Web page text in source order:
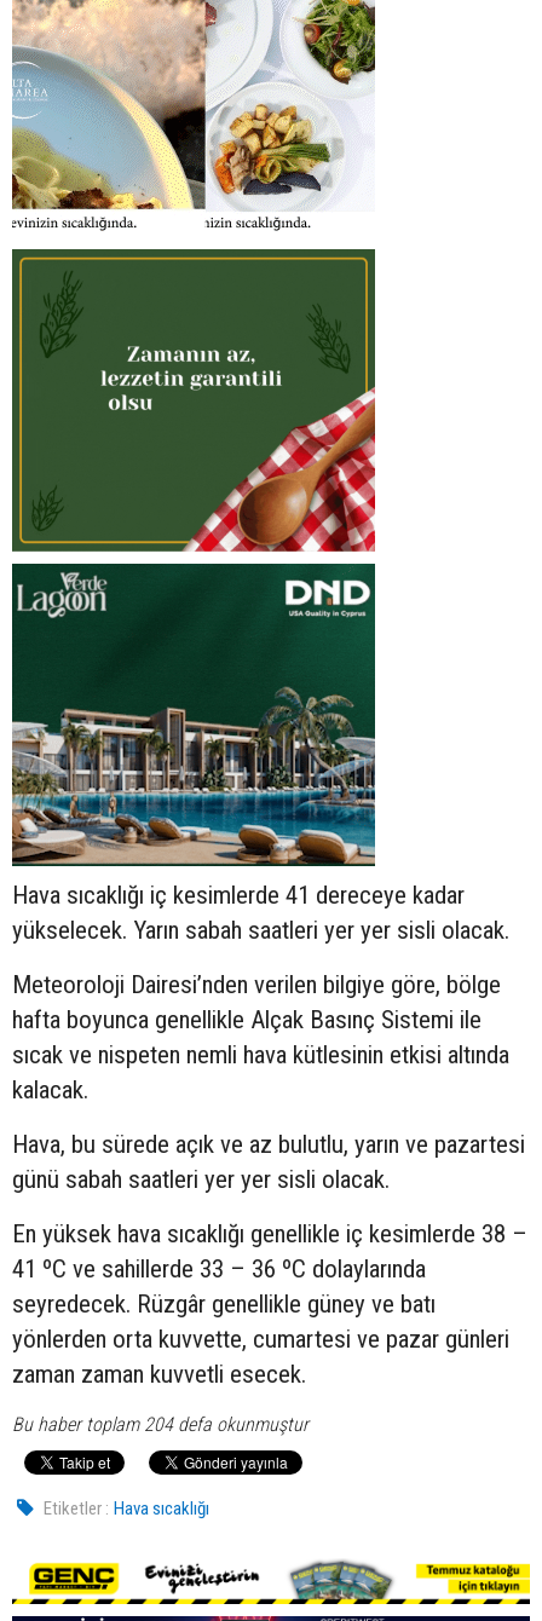
Hava sıcaklığı iç kesimlerde 41 dereceye kadar
yükselecek. Yarın sabah saatleri yer yer sisli olacak.
Meteoroloji Dairesi’nden verilen bilgiye göre, bölge
hafta boyunca genellikle Alçak Basınç Sistemi ile
sıcak ve nispeten nemli hava kütlesinin etkisi altında
kalacak.
Hava, bu sürede açık ve az bulutlu, yarın ve pazartesi
günü sabah saatleri yer yer sisli olacak.
En yüksek hava sıcaklığı genellikle iç kesimlerde 38 –
41 ºC ve sahillerde 33 – 36 ºC dolaylarında
seyredecek. Rüzgâr genellikle güney ve batı
yönlerden orta kuvvette, cumartesi ve pazar günleri
zaman zaman kuvvetli esecek.
Bu haber toplam 204 defa okunmuştur
Etiketler : Hava sıcaklığı